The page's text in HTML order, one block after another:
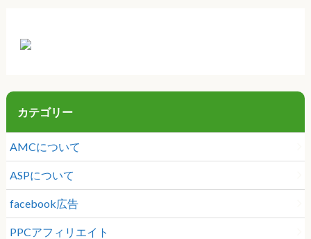
カテゴリー
AMCについて
ASPについて
facebook広告
PPCアフィリエイト